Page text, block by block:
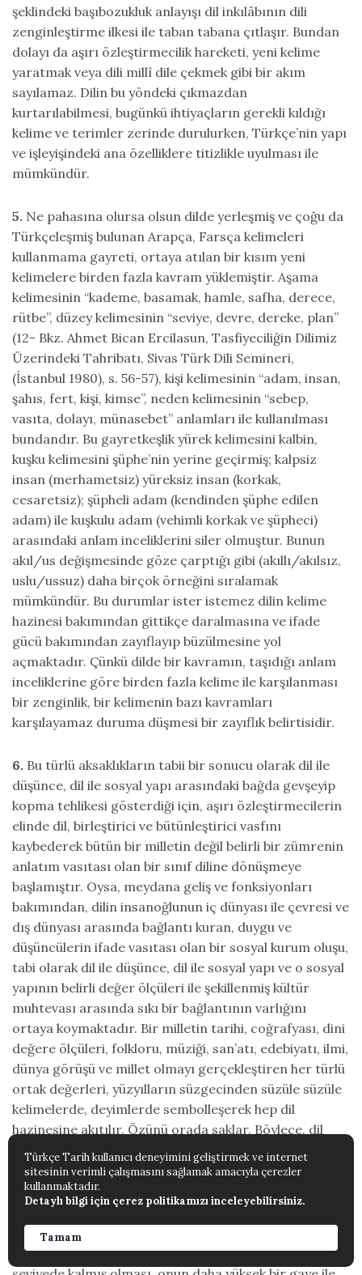
şeklindeki başıbozukluk anlayışı dil inkılâbının dili
zenginleştirme ilkesi ile taban tabana çıtlaşır. Bundan
dolayı da aşırı özleştirmecilik hareketi, yeni kelime
yaratmak veya dili millî dile çekmek gibi bir akım
sayılamaz. Dilin bu yöndeki çıkmazdan
kurtarılabilmesi, bugünkü ihtiyaçların gerekli kıldığı
kelime ve terimler zerinde durulurken, Türkçe’nin yapı
ve işleyişindeki ana özelliklere titizlikle uyulması ile
mümkündür.
5. Ne pahasına olursa olsun dilde yerleşmiş ve çoğu da
Türkçeleşmiş bulunan Arapça, Farsça kelimeleri
kullanmama gayreti, ortaya atılan bir kısım yeni
kelimelere birden fazla kavram yüklemiştir. Aşama
kelimesinin “kademe, basamak, hamle, safha, derece,
rütbe”, düzey kelimesinin “seviye, devre, dereke, plan”
(12- Bkz. Ahmet Bican Ercilasun, Tasfiyeciliğin Dilimiz
Üzerindeki Tahribatı, Sivas Türk Dili Semineri,
(İstanbul 1980), s. 56-57), kişi kelimesinin “adam, insan,
şahıs, fert, kişi, kimse”, neden kelimesinin “sebep,
vasıta, dolayı, münasebet” anlamları ile kullanılması
bundandır. Bu gayretkeşlik yürek kelimesini kalbin,
kuşku kelimesini şüphe’nin yerine geçirmiş; kalpsiz
insan (merhametsiz) yüreksiz insan (korkak,
cesaretsiz); şüpheli adam (kendinden şüphe edilen
adam) ile kuşkulu adam (vehimli korkak ve şüpheci)
arasındaki anlam inceliklerini siler olmuştur. Bunun
akıl/us değişmesinde göze çarptığı gibi (akıllı/akılsız,
uslu/ussuz) daha birçok örneğini sıralamak
mümkündür. Bu durumlar ister istemez dilin kelime
hazinesi bakımından gittikçe daralmasına ve ifade
gücü bakımından zayıflayıp büzülmesine yol
açmaktadır. Çünkü dilde bir kavramın, taşıdığı anlam
inceliklerine göre birden fazla kelime ile karşılanması
bir zenginlik, bir kelimenin bazı kavramları
karşılayamaz duruma düşmesi bir zayıflık belirtisidir.
6. Bu türlü aksaklıkların tabii bir sonucu olarak dil ile
düşünce, dil ile sosyal yapı arasındaki bağda gevşeyip
kopma tehlikesi gösterdiği için, aşırı özleştirmecilerin
elinde dil, birleştirici ve bütünleştirici vasfını
kaybederek bütün bir milletin değil belirli bir zümrenin
anlatım vasıtası olan bir sınıf diline dönüşmeye
başlamıştır. Oysa, meydana geliş ve fonksiyonları
bakımından, dilin insanoğlunun iç dünyası ile çevresi ve
dış dünyası arasında bağlantı kuran, duygu ve
düşüncülerin ifade vasıtası olan bir sosyal kurum oluşu,
tabi olarak dil ile düşünce, dil ile sosyal yapı ve o sosyal
yapının belirli değer ölçüleri ile şekillenmiş kültür
muhtevası arasında sıkı bir bağlantının varlığını
ortaya koymaktadır. Bir milletin tarihi, coğrafyası, dini
değere ölçüleri, folkloru, müziği, san’atı, edebiyatı, ilmi,
dünya görüşü ve millet olmayı gerçekleştiren her türlü
ortak değerleri, yüzyılların süzgecinden süzüle süzüle
kelimelerde, deyimlerde sembolleşerek hep dil
hazinesine akıtılır. Özünü orada saklar. Böylece, dil
sosyal yapının ve kültürün sadık bir aynası olur.
Üstelik, dil aynı zamanda bir kültür yaratıcısı olarak da
karşımıza çıkmaktadır. Çünkü, duygu ve düşüncenin
tam olarak anlatılabilmesi dilin mükemmelliğine ve
zenginliğine bağlıdır. Dilin anlatım gücünün aşağı bir
Türkçe Tarih kullanıcı deneyimini geliştirmek ve internet
sitesinin verimli çalışmasını sağlamak amacıyla çerezler
kullanmaktadır.
Detaylı bilgi için çerez politikamızı inceleyebilirsiniz.
Tamam